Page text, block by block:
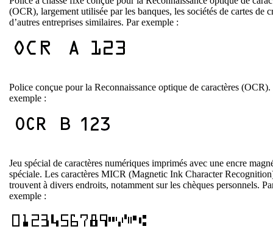
(OCR), largement utilisée par les banques, les sociétés de cartes de
d’autres entreprises similaires. Par exemple :
Police conçue pour la Reconnaissance optique de caractères (OCR).
exemple :
Jeu spécial de caractères numériques imprimés avec une encre
spéciale. Les caractères MICR (Magnetic Ink Character
trouvent à divers endroits, notamment sur les chèques personnels.
exemple :